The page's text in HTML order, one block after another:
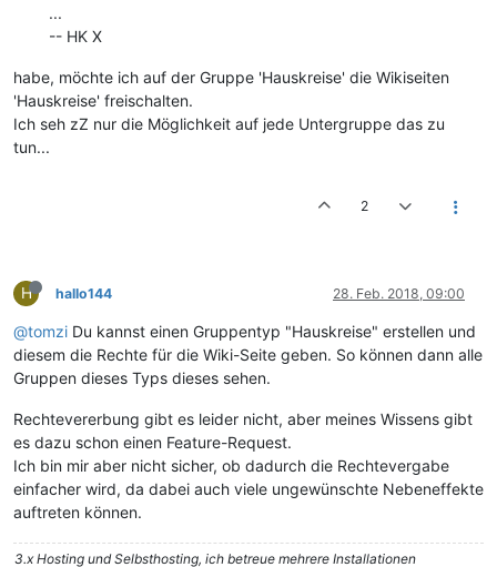
...
-- HK X
habe, möchte ich auf der Gruppe 'Hauskreise' die Wikiseiten
'Hauskreise' freischalten.
Ich seh zZ nur die Möglichkeit auf jede Untergruppe das zu
tun...
2
H hallo144 28. Feb. 2018, 09:00
@tomzi Du kannst einen Gruppentyp "Hauskreise" erstellen und
diesem die Rechte für die Wiki-Seite geben. So können dann alle
Gruppen dieses Typs dieses sehen.
Rechtevererbung gibt es leider nicht, aber meines Wissens gibt
es dazu schon einen Feature-Request.
Ich bin mir aber nicht sicher, ob dadurch die Rechtevergabe
einfacher wird, da dabei auch viele ungewünschte Nebeneffekte
auftreten können.
3.x Hosting und Selbsthosting, ich betreue mehrere Installationen